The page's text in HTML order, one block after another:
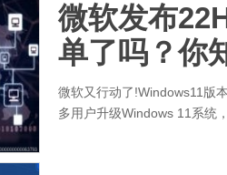
微软发布
单了吗？你
微软又行动了!Windows11版
多用户升级Windows 11系统